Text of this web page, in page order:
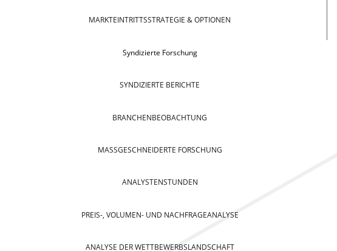
MARKTEINTRITTSSTRATEGIE & OPTIONEN
Syndizierte Forschung
SYNDIZIERTE BERICHTE
BRANCHENBEOBACHTUNG
MASSGESCHNEIDERTE FORSCHUNG
ANALYSTENSTUNDEN
PREIS-, VOLUMEN- UND NACHFRAGEANALYSE
ANALYSE DER WETTBEWERBSLANDSCHAFT